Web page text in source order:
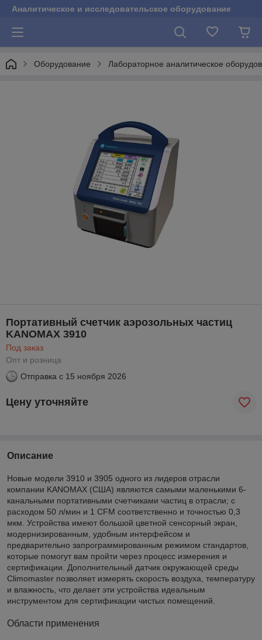
Аналитическое и исследовательское оборудование
Оборудование Лабораторное аналитическое
Портативный счетчик аэрозольных частиц
KANOMAX 3910
Под заказ
Опт и розница
Отправка с 15 ноября 2026
Цену уточняйте
Описание
Новые модели 3910 и 3905 одного из лидеров отрасли
компании KANOMAX (США) являются самыми маленькими 6-
канальными портативными счетчиками частиц в отрасли; с
расходом 50 л/мин и 1 CFM соответственно и точностью 0,3
мкм. Устройства имеют большой цветной сенсорный экран,
модернизированным, удобным интерфейсом и
предварительно запрограммированным режимом стандартов,
которые помогут вам пройти через процесс измерения и
сертификации. Дополнительный датчик окружающей среды
Climomaster позволяет измерять скорость воздуха, температуру
и влажность, что делает эти устройства идеальным
инструментом для сертификации чистых помещений.
Области применения